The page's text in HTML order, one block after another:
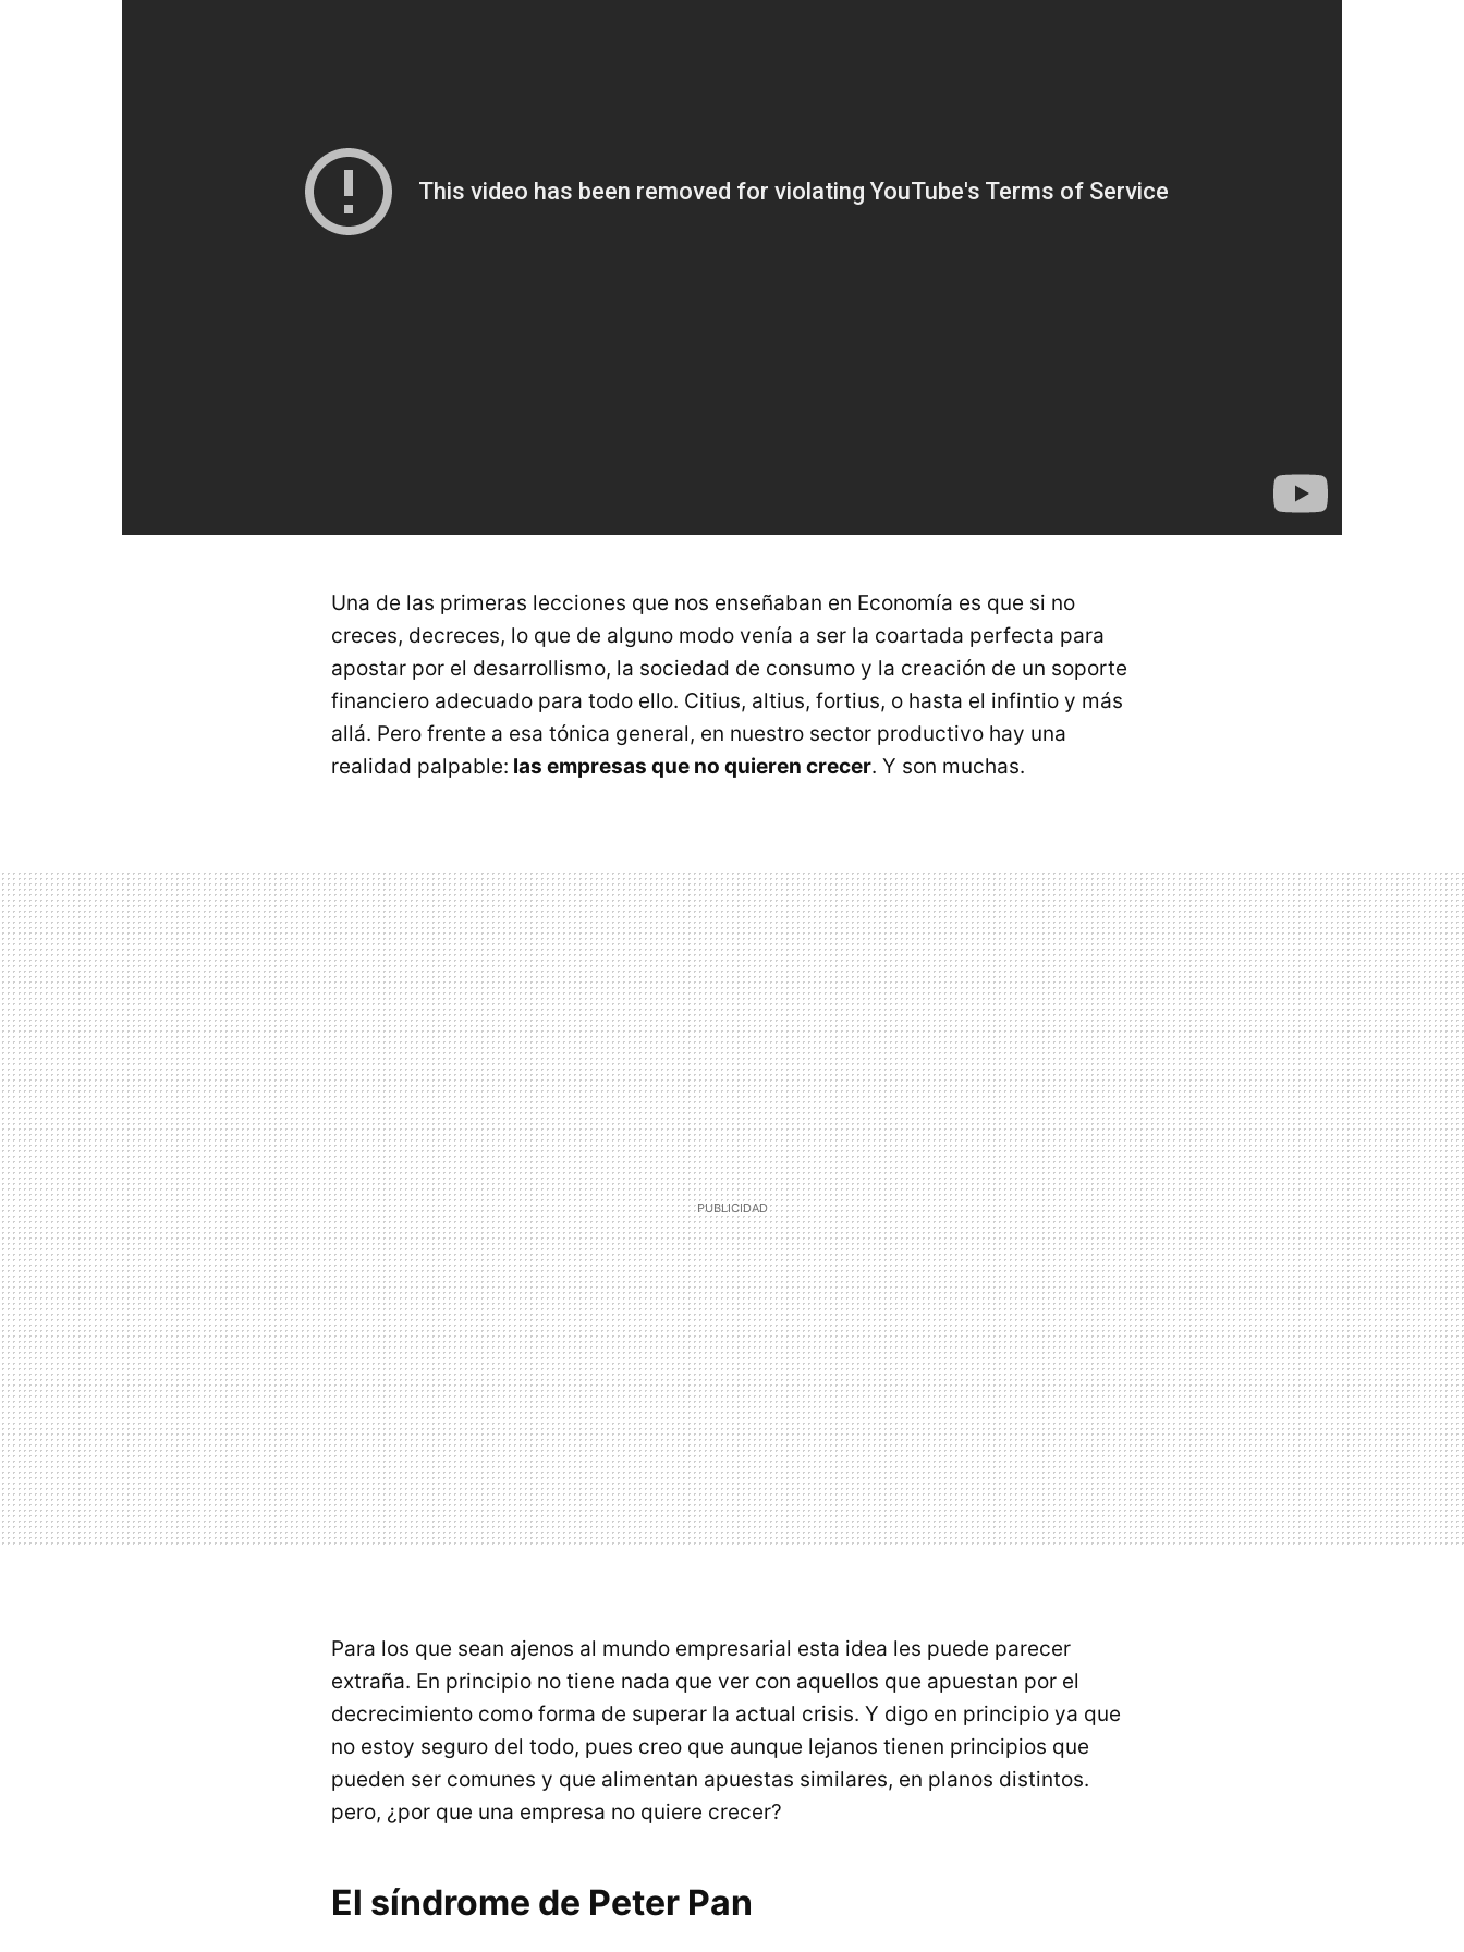
Una de las primeras lecciones que nos enseñaban en Economía es que si no
creces, decreces, lo que de alguno modo venía a ser la coartada perfecta para
apostar por el desarrollismo, la sociedad de consumo y la creación de un soporte
financiero adecuado para todo ello. Citius, altius, fortius, o hasta el infintio y más
allá. Pero frente a esa tónica general, en nuestro sector productivo hay una
realidad palpable: las empresas que no quieren crecer. Y son muchas.
Para los que sean ajenos al mundo empresarial esta idea les puede parecer
extraña. En principio no tiene nada que ver con aquellos que apuestan por el
decrecimiento como forma de superar la actual crisis. Y digo en principio ya que
no estoy seguro del todo, pues creo que aunque lejanos tienen principios que
pueden ser comunes y que alimentan apuestas similares, en planos distintos.
pero, ¿por que una empresa no quiere crecer?
El síndrome de Peter Pan